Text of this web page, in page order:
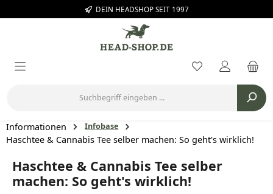
Zum Hauptinhalt springenDEIN HEADSHOP SEIT 1997
Du hast 0
Informationen Infobase
Haschtee & Cannabis Tee selber machen: So geht's wirklich!
Haschtee & Cannabis Tee selber
machen: So geht's wirklich!